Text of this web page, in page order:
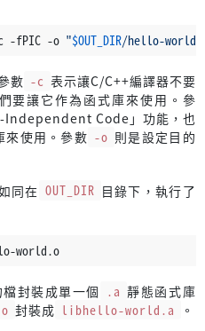
-fPIC -o "$OUT_DIR/hello-
數 -c 表示讓C/C++編譯器不要
要讓它作為函式庫來使用。參
Code」功能，也
來使用。參數 -o 則是設定目的
同在 OUT_DIR 目錄下，執行了
world.o
封裝成單一個 .a 靜態函式庫
封裝成 libhello-world.a
。